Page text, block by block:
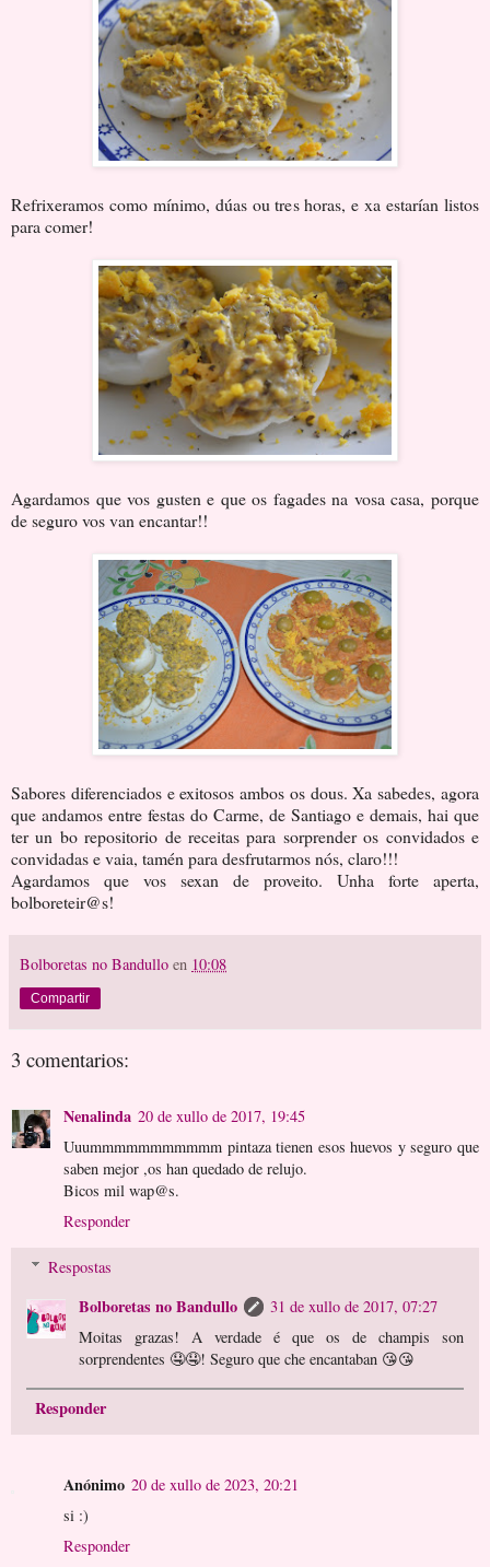
Refrixeramos como mínimo, dúas ou tres horas, e xa estarían listos
para comer!
Agardamos que vos gusten e que os fagades na vosa casa, porque
de seguro vos van encantar!!
Sabores diferenciados e exitosos ambos os dous. Xa sabedes, agora
que andamos entre festas do Carme, de Santiago e demais, hai que
ter un bo repositorio de receitas para sorprender os convidados e
convidadas e vaia, tamén para desfrutarmos nós, claro!!!
Agardamos que vos sexan de proveito. Unha forte aperta,
bolboreteir@s!
Bolboretas no Bandullo en 10:08
Compartir
3 comentarios:
Nenalinda 20 de xullo de 2017, 19:45
Uuummmmmmmmmmm pintaza tienen esos huevos y seguro que
saben mejor ,os han quedado de relujo.
Bicos mil wap@s.
Responder
Respostas
Bolboretas no Bandullo
31 de xullo de 2017, 07:27
Moitas grazas! A verdade é que os de champis son
sorprendentes 🤤🤤! Seguro que che encantaban 😘😘
Responder
Anónimo 20 de xullo de 2023, 20:21
si :)
Responder